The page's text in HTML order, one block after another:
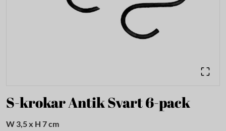
S-krokar Antik Svart 6-pack
W 3,5 x H 7 cm